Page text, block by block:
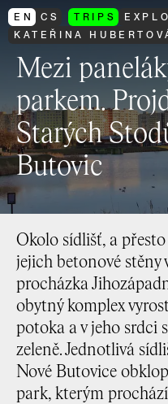
EN CS TRIPS
KATEŘINA
Mezi
parkem.
Starých
Butovic
Okolo sídlišť, a
jejich betonové stěny
procházka
obytný komplex
potoka a v jeho srdci
zeleně. Jednotlivá
Nové Butovice
park, kterým